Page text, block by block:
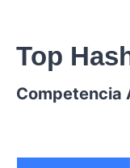
Top
Competencia